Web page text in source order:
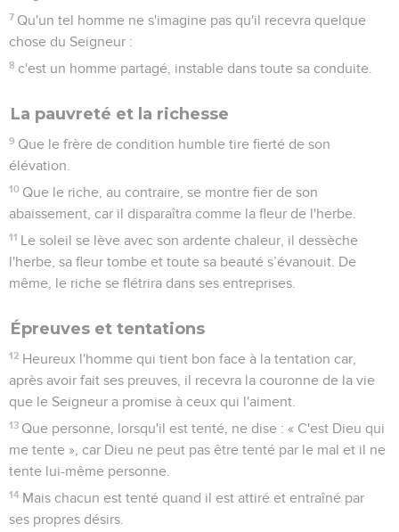
7 Qu'un tel homme ne s'imagine pas qu'il recevra quelque
chose du Seigneur :
8 c'est un homme partagé, instable dans toute sa conduite.
La pauvreté et la richesse
9 Que le frère de condition humble tire fierté de son
élévation.
10 Que le riche, au contraire, se montre fier de son
abaissement, car il disparaîtra comme la fleur de l'herbe.
11 Le soleil se lève avec son ardente chaleur, il dessèche
l'herbe, sa fleur tombe et toute sa beauté s’évanouit. De
même, le riche se flétrira dans ses entreprises.
Épreuves et tentations
12 Heureux l'homme qui tient bon face à la tentation car,
après avoir fait ses preuves, il recevra la couronne de la vie
que le Seigneur a promise à ceux qui l'aiment.
13 Que personne, lorsqu'il est tenté, ne dise : « C'est Dieu qui
me tente », car Dieu ne peut pas être tenté par le mal et il ne
tente lui-même personne.
14 Mais chacun est tenté quand il est attiré et entraîné par
ses propres désirs.